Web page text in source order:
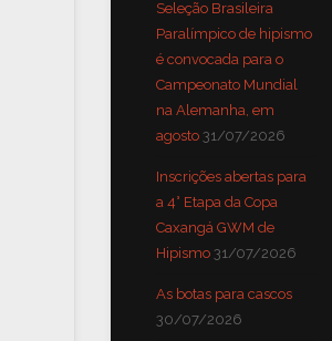
Seleção Brasileira
Paralímpico de hipismo
é convocada para o
Campeonato Mundial
na Alemanha, em
agosto 31/07/2026
Inscrições abertas para
a 4° Etapa da Copa
Caxangá GWM de
Hipismo 31/07/2026
As botas para cascos
30/07/2026